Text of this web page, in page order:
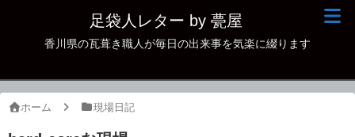
足袋人レター by 甍屋
香川県の瓦葺き職人が毎日の出来事を気楽に綴ります
ホーム 現場日記
現場日記